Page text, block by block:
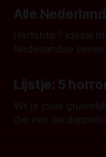
Alle
Herfstdip? Ideaal
Nederlandse series te bingen! Bij
Amsterdamned of
is niet beperkt tot
Lijstje: 5
Wil je jouw
die een